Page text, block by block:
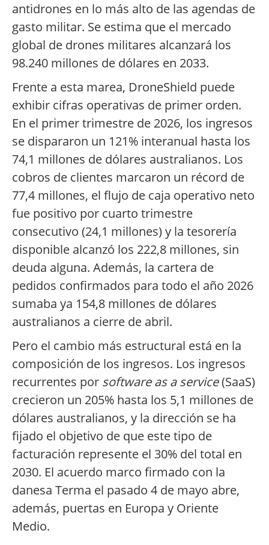
antidrones en lo más alto de las agendas de
gasto militar. Se estima que el mercado
global de drones militares alcanzará los
98.240 millones de dólares en 2033.
Frente a esta marea, DroneShield puede
exhibir cifras operativas de primer orden.
En el primer trimestre de 2026, los ingresos
se dispararon un 121% interanual hasta los
74,1 millones de dólares australianos. Los
cobros de clientes marcaron un récord de
77,4 millones, el flujo de caja operativo neto
fue positivo por cuarto trimestre
consecutivo (24,1 millones) y la tesorería
disponible alcanzó los 222,8 millones, sin
deuda alguna. Además, la cartera de
pedidos confirmados para todo el año 2026
sumaba ya 154,8 millones de dólares
australianos a cierre de abril.
Pero el cambio más estructural está en la
composición de los ingresos. Los ingresos
recurrentes por software as a service(SaaS)
crecieron un 205% hasta los 5,1 millones de
dólares australianos, y la dirección se ha
fijado el objetivo de que este tipo de
facturación represente el 30% del total en
2030. El acuerdo marco firmado con la
danesa Terma el pasado 4 de mayo abre,
además, puertas en Europa y Oriente
Medio.